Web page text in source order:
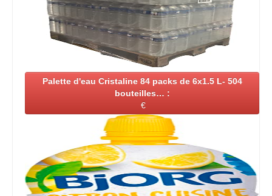
Palette d'eau Cristaline 84 packs de 6x1.5 L- 504
bouteilles… :
€